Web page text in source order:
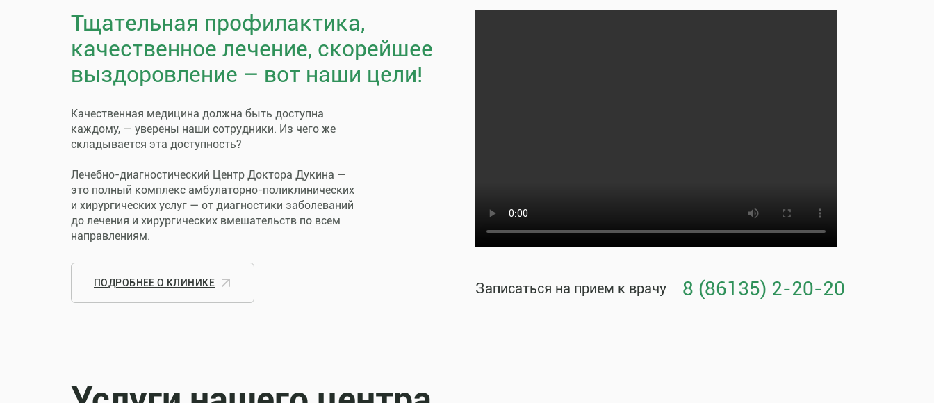
Тщательная профилактика,
качественное лечение, скорейшее
выздоровление – вот наши цели!
Качественная медицина должна быть доступна
каждому, — уверены наши сотрудники. Из чего же
складывается эта доступность?
Лечебно-диагностический Центр Доктора Дукина —
это полный комплекс амбулаторно-поликлинических
и хирургических услуг — от диагностики заболеваний
до лечения и хирургических вмешательств по всем
направлениям.
ПОДРОБНЕЕ О КЛИНИКЕ Записаться на прием к врачу 8 (86135) 2-20-20